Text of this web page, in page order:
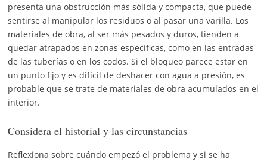
presenta una obstrucción más sólida y compacta, que puede
sentirse al manipular los residuos o al pasar una varilla. Los
materiales de obra, al ser más pesados y duros, tienden a
quedar atrapados en zonas específicas, como en las entradas
de las tuberías o en los codos. Si el bloqueo parece estar en
un punto fijo y es difícil de deshacer con agua a presión, es
probable que se trate de materiales de obra acumulados en el
interior.
Considera el historial y las circunstancias
Reflexiona sobre cuándo empezó el problema y si se ha